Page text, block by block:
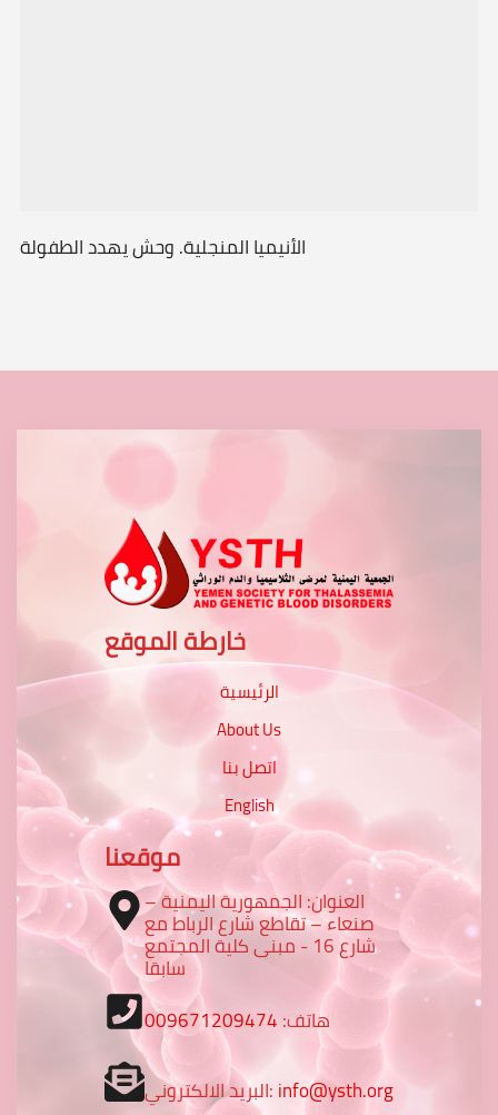
الأنيميا المنجلية. وحش يهدد الطفولة
خارطة الموقع
الرئيسية
About Us
اتصل بنا
English
موقعنا
العنوان: الجمهورية اليمنية –
صنعاء – تقاطع شارع الرباط مع
شارع 16 - مبنى كلية المجتمع
سابقا
هاتف:009671209474
البريد الالكتروني:info@ysth.org